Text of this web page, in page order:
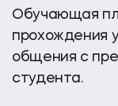
Обучающая
прохождения
общения с
студента.